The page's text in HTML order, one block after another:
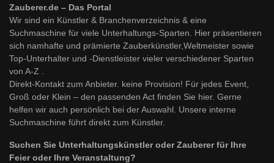
Zauberer.de – Das Portal
Wir sind ein Künstler & Branchenverzeichnis & eine
Suchmaschine für viele Unterhaltungs-Sparten. Hier präsentieren
sich namhafte und prämierte Zauberkünstler,Weltmeister sowie
Top-Unterhalter und -Dienstleister vieler verschiedener Sparten
von A-Z .
Direkt-Kontakt zum Anbieter. keine Provision! Für jedes Event,
Groß oder Klein – den passenden Act finden Sie hier. Gerne
helfen wir auch persönlich bei der Auswahl. Unsere interne
Suchmaschine führt direkt zum Künstler.
Suchen Sie Unterhaltungskünstler oder Zauberer für Ihre
Feier oder Ihre Veranstaltung?